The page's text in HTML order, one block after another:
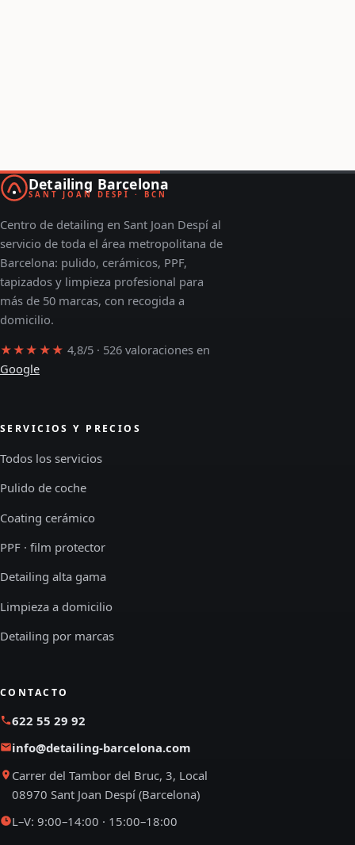
Detailing Barcelona
SANT JOAN DESPÍ · BCN
Centro de detailing en Sant Joan Despí al
servicio de toda el área metropolitana de
Barcelona: pulido, cerámicos, PPF,
tapizados y limpieza profesional para
más de 50 marcas, con recogida a
domicilio.
★★★★★ 4,8/5 · 526 valoraciones en
Google
SERVICIOS Y PRECIOS
Todos los servicios
Pulido de coche
Coating cerámico
PPF · film protector
Detailing alta gama
Limpieza a domicilio
Detailing por marcas
CONTACTO
622 55 29 92
info@detailing-barcelona.com
Carrer del Tambor del Bruc, 3, Local
08970 Sant Joan Despí (Barcelona)
L–V: 9:00–14:00 · 15:00–18:00